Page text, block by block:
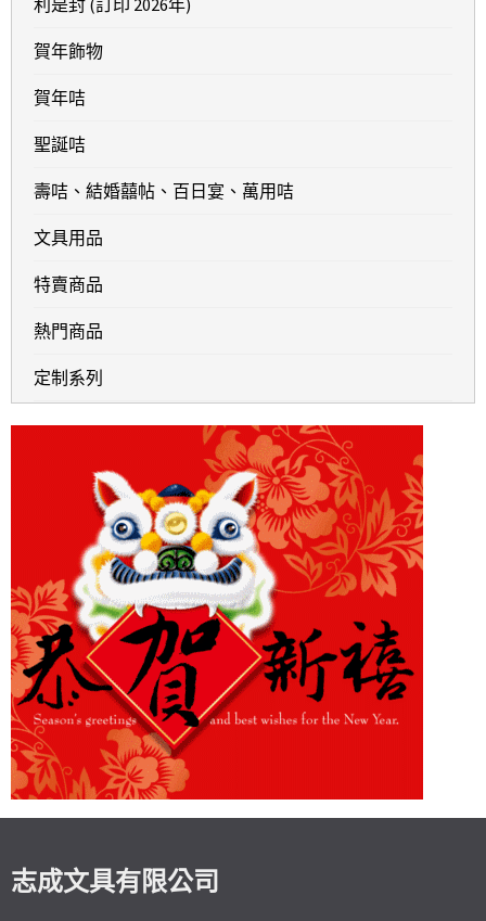
利是封 (訂印 2026年)
賀年飾物
賀年咭
聖誕咭
壽咭、結婚囍帖、百日宴、萬用咭
文具用品
特賣商品
熱門商品
定制系列
志成文具有限公司